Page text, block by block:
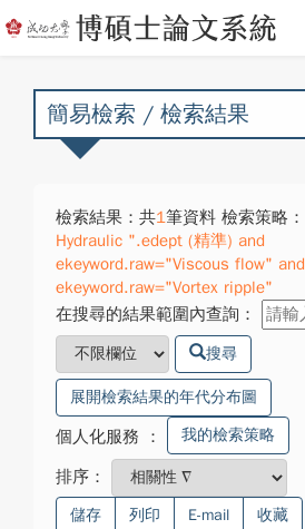
簡易檢索 / 檢索結果
檢索結果：共1筆資料 檢索策略：
Hydraulic ".edept (精準) and
ekeyword.raw="Viscous flow" and
ekeyword.raw="Vortex ripple"
在搜尋的結果範圍內查詢：
搜尋
展開檢索結果的年代分布圖
個人化服務 ： 我的檢索策略
排序：
儲存 列印 E-mail 收藏